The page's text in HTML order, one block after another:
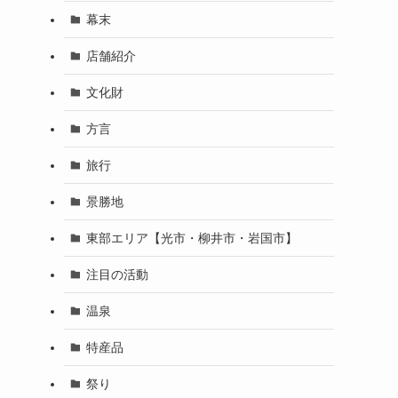
幕末
店舗紹介
文化財
方言
旅行
景勝地
東部エリア【光市・柳井市・岩国市】
注目の活動
温泉
特産品
祭り